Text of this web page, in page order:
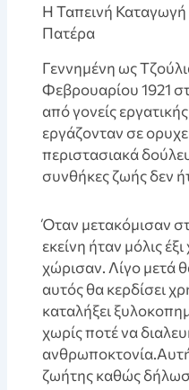
Η Ταπεινή
Πατέρα
Γεννημένη ως
Φεβρουαρίου 1921
από γονείς
εργάζονταν σε
περιστασιακά
συνθήκες ζωής δεν
Όταν μετακόμισαν
εκείνη ήταν μόλις
χώρισαν. Λίγο μετά
αυτός θα κερδίσει
καταλήξει
χωρίς ποτέ να
ζωήτης καθώς